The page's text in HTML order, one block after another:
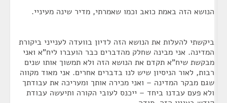
הנושא הזה באמת כואב וכמו שאמרתי, מדיר שינה מעיניי.
ביקשתי להעלות את הנושא הזה לדיון בוועדה לענייני ביקורת
המדינה. אני מבינה שחלק מהדברים כבר הועברו ליח"א ואני
מבקשת שיח"א תקדם את הנושא הזה ולא תמשוך אותו שנים
רבות, לאור הניסיון שיש לנו בדברים אחרים. אני מאוד מקווה
שגם מבקר המדינה – ואני מכירה אותך ומעריכה את עבודתך
ולא פעם עבדנו ביחד – ייכנס לעובי הקורה ותיעשה עבודת